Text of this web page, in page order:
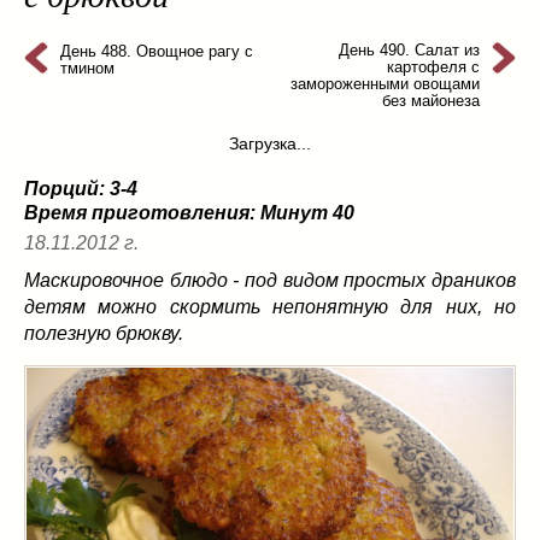
на пикник(13)
сладкие блюда
супы(99)
борщ(5)
(4)
свекольник(2)
солянка(4)
суп с фрикадельками(8)
суп-пюре(10)
холодные супы(22)
тушеное(42)
Вкусные враги фигуры…(44)
десерты(2)
День 488. Овощное рагу с
тмином
День 490. Салат из
картофеля с
замороженными овощами
без майонеза
Загрузка...
Порций: 3-4
Время приготовления: Минут 40
18.11.2012 г.
Маскировочное блюдо - под видом простых драников
детям можно скормить непонятную для них, но
полезную брюкву.